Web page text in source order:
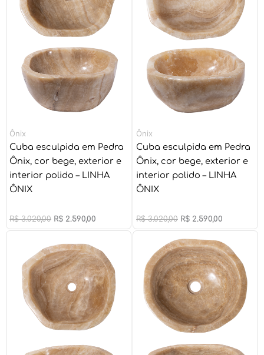
Ônix
Cuba esculpida em Pedra
Ônix, cor bege, exterior e
interior polido – LINHA
ÔNIX
R$3.020,00 R$ 2.590,00
Ônix
Cuba esculpida em Pedra
Ônix, cor bege, exterior e
interior polido – LINHA
ÔNIX
R$3.020,00 R$ 2.590,00
preço
original
era:
R$ 3.510,00.
preço
atual
é:
R$ 2.990,00.
O
preço
original
era:
R$ 3.020,00.
preço
atual
é:
R$